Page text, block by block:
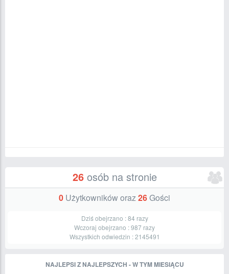
26osób na stronie
0 Użytkowników oraz26Gości
Dziś obejrzano :84razy
Wczoraj obejrzano :987 razy
Wszystkich odwiedzin :2145491
NAJLEPSI Z NAJLEPSZYCH - W TYM MIESIĄCU